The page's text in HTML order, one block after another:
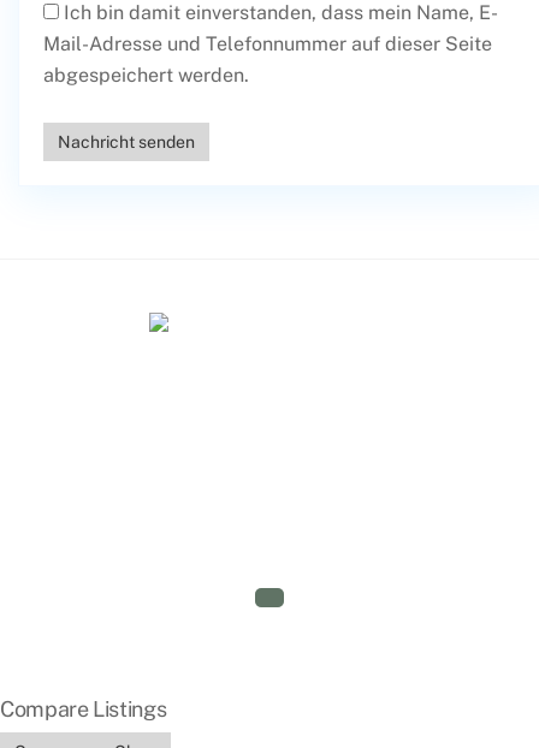
Ich bin damit einverstanden, dass mein Name, E-
Mail-Adresse und Telefonnummer auf dieser Seite
abgespeichert werden.
Nachricht senden
Compare Listings